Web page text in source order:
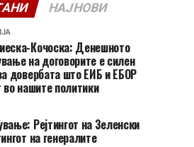
НАЈНОВИ
Кочоска: Денешното
на договорите е силен
довербата што ЕИБ и ЕБОР
во нашите политики
Рејтингот на Зеленски
на генералите